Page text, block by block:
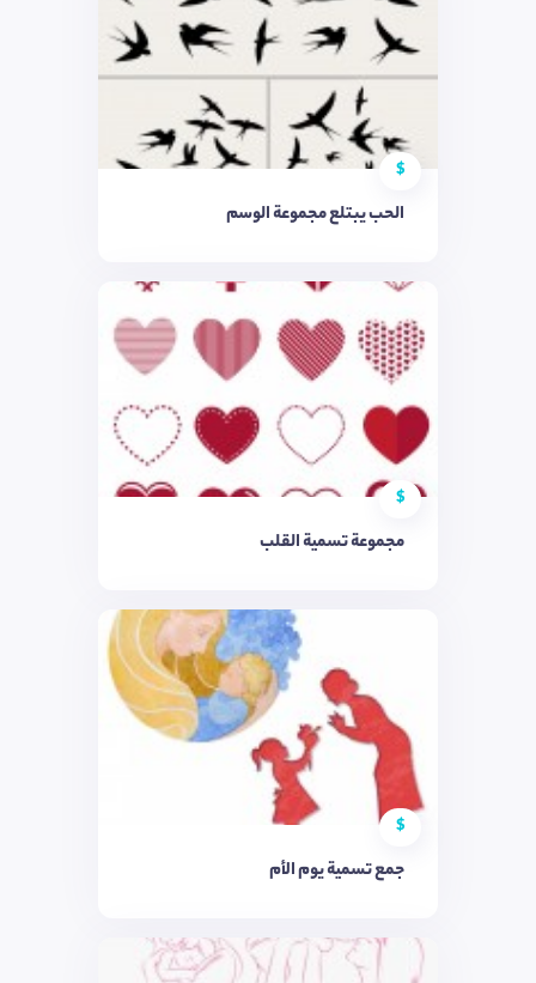
$
الحب يبتلع مجموعة الوسم
$
مجموعة تسمية القلب
$
جمع تسمية يوم الأم